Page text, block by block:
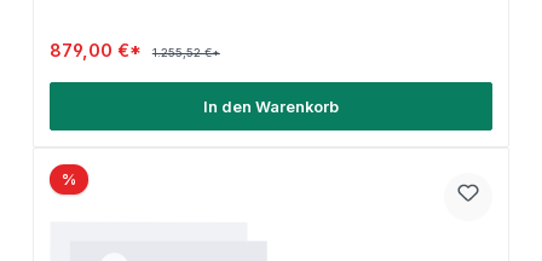
879,00 €* 1.255,52 €*
In den Warenkorb
%